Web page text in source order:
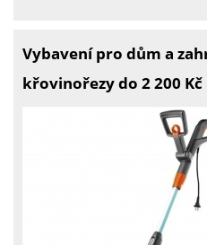
Vybavení pro dům a
křovinořezy do 2 200 Kč